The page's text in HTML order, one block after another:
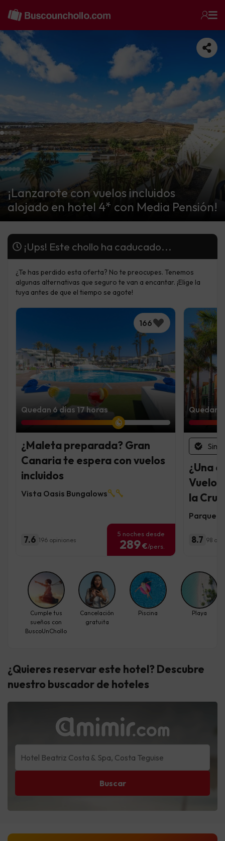
¡Lanzarote con vuelos incluidos
alojado en hotel 4* con Media Pensión!
¡Ups! Este chollo ha caducado...
¿Te has perdido esta oferta? No te preocupes. Tenemos
algunas alternativas que seguro te van a encantar. ¡Elige la
tuya antes de que el tiempo se agote!
166
Quedan 6 días 17 horas
¿Maleta preparada? Gran
Canaria te espera con vuelos
incluidos
Vista Oasis Bungalows
7.6 196 opiniones
5 noches desde
289€/pers.
Quedan
Sin
¿Una
la Cruz
Parque
8.7 98
Cumple tus
sueños con
BuscoUnChollo
Cancelación
gratuita
Piscina Playa
¿Quieres reservar este hotel? Descubre
nuestro buscador de hoteles
Buscar